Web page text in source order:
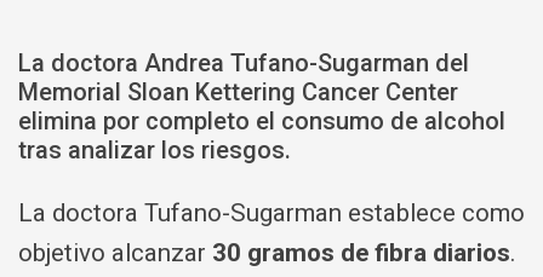
La doctora Andrea Tufano-Sugarman del
Memorial Sloan Kettering Cancer Center
elimina por completo el consumo de alcohol
tras analizar los riesgos.
La doctora Tufano-Sugarman establece como
objetivo alcanzar 30 gramos de fibra diarios.